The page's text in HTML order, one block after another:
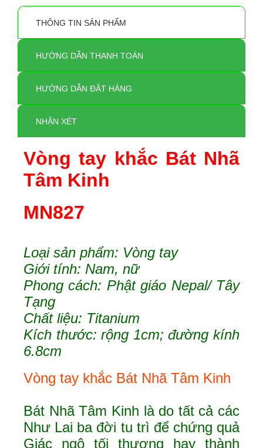
THÔNG TIN SẢN PHẨM
HƯỚNG DẪN THANH TOÁN
HƯỚNG DẪN ĐẶT HÀNG
NHẬN XÉT
Vòng tay khắc Bát Nhã
Tâm Kinh
MN827
Loại sản phẩm: Vòng tay
Giới tính: Nam, nữ
Phong cách: Phật giáo Nepal/ Tây
Tạng
Chất liệu: Titanium
Kích thước: rộng 1cm; đường kính
6.8cm
Vòng tay khắc Bát Nhã Tâm Kinh
Bát Nhã Tâm Kinh là do tất cả các
Như Lai ba đời tu trì để chứng quả
Giác ngộ tối thượng hay thành